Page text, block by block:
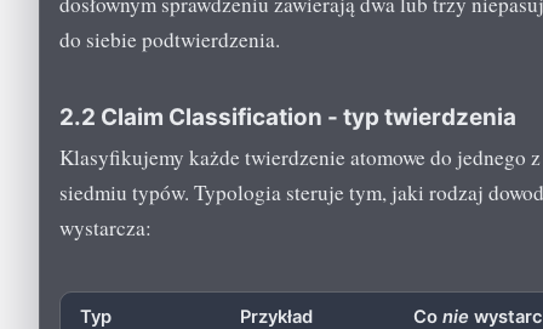
do siebie podtwierdzenia.
2.2 Claim Classification - typ twierdzenia
Klasyfikujemy każde twierdzenie atomowe do jednego z
siedmiu typów. Typologia steruje tym, jaki rodzaj
wystarcza:
Typ Przykład Co nie